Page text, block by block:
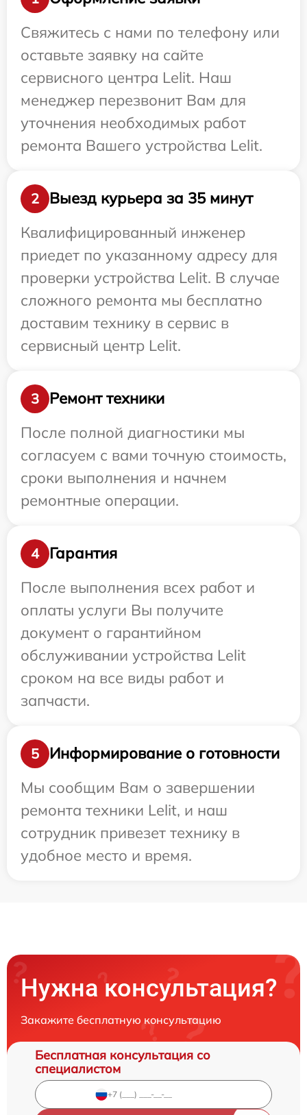
Свяжитесь с нами по телефону или
оставьте заявку на сайте
сервисного центра Lelit. Наш
менеджер перезвонит Вам для
уточнения необходимых работ
ремонта Вашего устройства Lelit.
2
Выезд курьера за 35 минут
Квалифицированный инженер
приедет по указанному адресу для
проверки устройства Lelit. В случае
сложного ремонта мы бесплатно
доставим технику в сервис в
сервисный центр Lelit.
3
Ремонт техники
После полной диагностики мы
согласуем с вами точную стоимость,
сроки выполнения и начнем
ремонтные операции.
4
Гарантия
После выполнения всех работ и
оплаты услуги Вы получите
документ о гарантийном
обслуживании устройства Lelit
сроком на все виды работ и
запчасти.
5
Информирование о готовности
Мы сообщим Вам о завершении
ремонта техники Lelit, и наш
сотрудник привезет технику в
удобное место и время.
Нужна консультация?
Закажите бесплатную консультацию
Бесплатная консультация со
специалистом